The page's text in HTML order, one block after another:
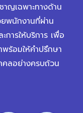
ญเฉพาะทางด้าน
พนักงานที่ผ่าน
ารให้บริการ เพื่อ
ร้อมให้คำปรึกษา
ลอย่างครบถ้วน